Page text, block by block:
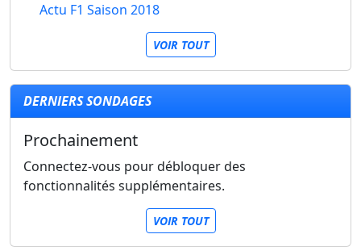
Actu F1 Saison 2018
VOIR TOUT
DERNIERS SONDAGES
Prochainement
Connectez-vous pour débloquer des
fonctionnalités supplémentaires.
VOIR TOUT